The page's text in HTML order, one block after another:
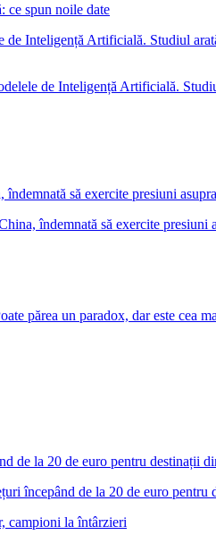
ce spun noile date
de Inteligență Artificială.
îndemnată să exercite presiuni
părea un paradox, dar este cea
începând de la 20 de euro pentru